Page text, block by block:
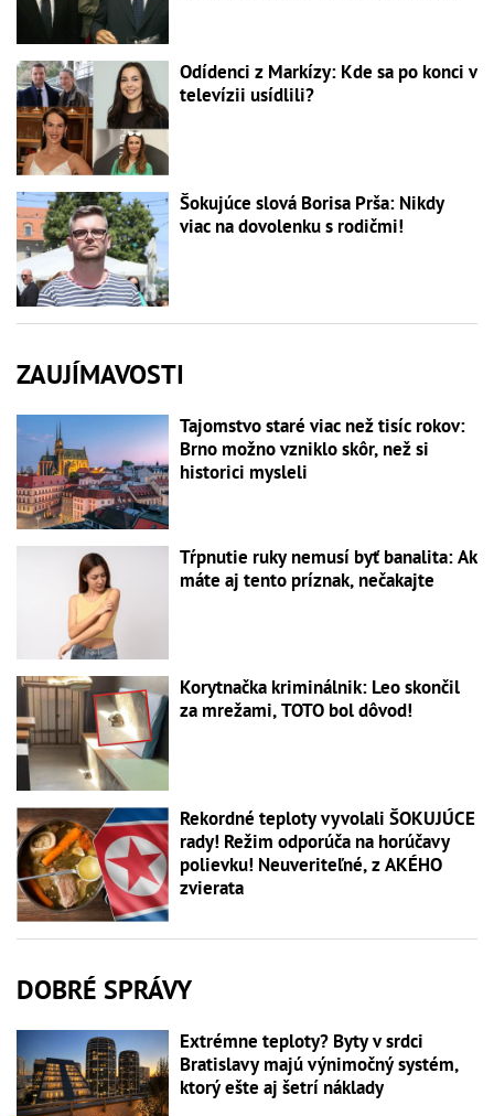
Odídenci z Markízy: Kde sa po konci v
televízii usídlili?
Šokujúce slová Borisa Prša: Nikdy
viac na dovolenku s rodičmi!
ZAUJÍMAVOSTI
Tajomstvo staré viac než tisíc rokov:
Brno možno vzniklo skôr, než si
historici mysleli
Tŕpnutie ruky nemusí byť banalita: Ak
máte aj tento príznak, nečakajte
Korytnačka kriminálnik: Leo skončil
za mrežami, TOTO bol dôvod!
Rekordné teploty vyvolali ŠOKUJÚCE
rady! Režim odporúča na horúčavy
polievku! Neuveriteľné, z AKÉHO
zvierata
DOBRÉ SPRÁVY
Extrémne teploty? Byty v srdci
Bratislavy majú výnimočný systém,
ktorý ešte aj šetrí náklady